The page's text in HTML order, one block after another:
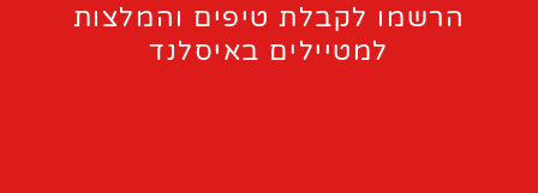
הרשמו לקבלת טיפים והמלצות
למטיילים באיסלנד